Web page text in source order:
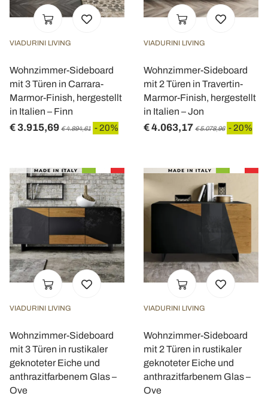
VIADURINI LIVING
Wohnzimmer-Sideboard
mit 3 Türen in Carrara-
Marmor-Finish, hergestellt
in Italien – Finn
€ 3.915,69 € 4.894,61 - 20%
VIADURINI LIVING
Wohnzimmer-Sideboard
mit 2 Türen in Travertin-
Marmor-Finish, hergestellt
in Italien – Jon
€ 4.063,17 € 5.078,96 - 20%
VIADURINI LIVING
Wohnzimmer-Sideboard
mit 3 Türen in rustikaler
geknoteter Eiche und
anthrazitfarbenem Glas –
Ove
VIADURINI LIVING
Wohnzimmer-Sideboard
mit 2 Türen in rustikaler
geknoteter Eiche und
anthrazitfarbenem Glas –
Ove